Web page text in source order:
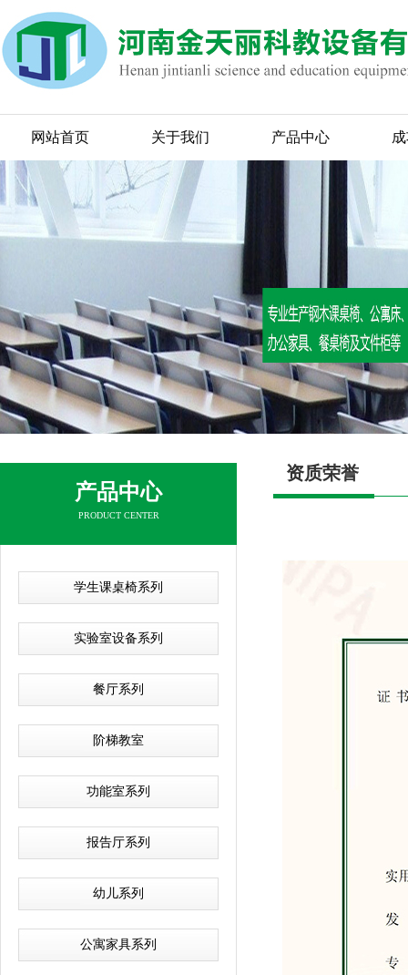
网站首页 关于我们 产品中心
产品中心
PRODUCT CENTER
学生课桌椅系列
实验室设备系列
餐厅系列
阶梯教室
功能室系列
报告厅系列
幼儿系列
公寓家具系列
资质荣誉